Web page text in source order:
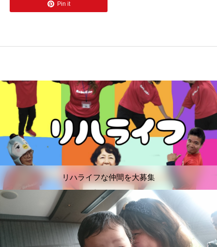
Pin it
リハライフな仲間を大募集